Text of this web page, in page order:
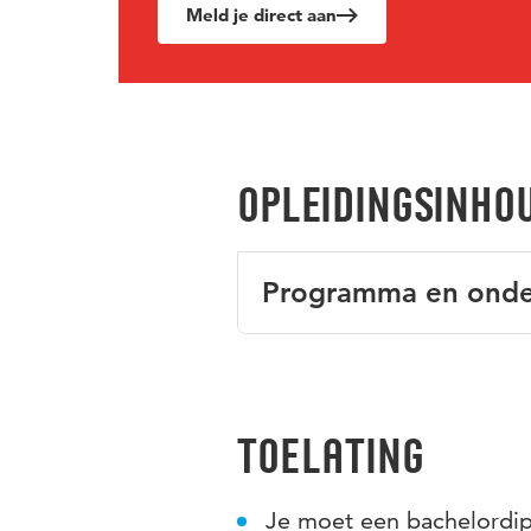
Meld je direct aan
Programma en
Betekenisvol spel wordt
taalontwikkeling en de
Toelating
Je moet een